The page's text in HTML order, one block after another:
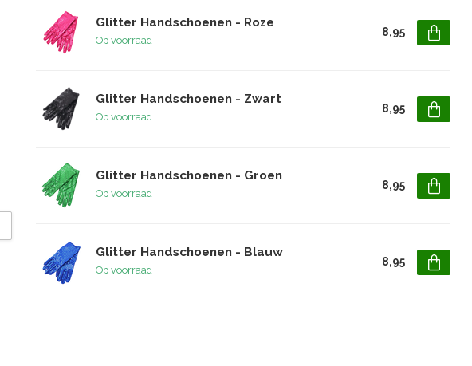
Glitter Handschoenen - Roze
Op voorraad
8,95
Glitter Handschoenen - Zwart
Op voorraad
8,95
Glitter Handschoenen - Groen
Op voorraad
8,95
Glitter Handschoenen - Blauw
Op voorraad
8,95